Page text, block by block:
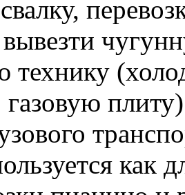
технику
газовую плиту)
как